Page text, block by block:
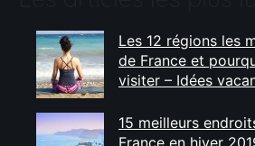
Les 12 régions les
de France et
visiter – Idées
15 meilleurs
France en hiver